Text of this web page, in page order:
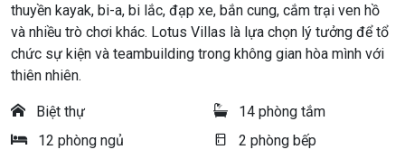
thuyền kayak, bi-a, bi lắc, đạp xe, bắn cung, cắm trại ven hồ
và nhiều trò chơi khác. Lotus Villas là lựa chọn lý tưởng để tổ
chức sự kiện và teambuilding trong không gian hòa mình với
thiên nhiên.
Biệt thự
14 phòng tắm
12 phòng ngủ
2 phòng bếp